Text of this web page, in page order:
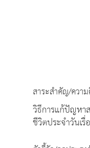
สาระสำคัญ/ควา
วิธีการแก้ปัญหา
ชีวิตประจำวันเ